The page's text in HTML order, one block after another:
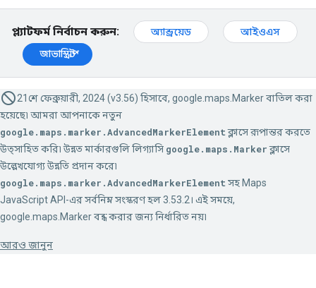
প্ল্যাটফর্ম নির্বাচন করুন: অ্যান্ড্রয়েড
আইওএস
জাভাস্ক্রিপ্ট
21শে ফেব্রুয়ারী, 2024 (v3.56) হিসাবে, google.maps.Marker বাতিল করা
হয়েছে৷ আমরা আপনাকে নতুন
google.maps.marker.AdvancedMarkerElementক্লাসে রূপান্তর করতে
উত্সাহিত করি৷ উন্নত মার্কারগুলি লিগ্যাসি google.maps.Markerক্লাসে
উল্লেখযোগ্য উন্নতি প্রদান করে৷
google.maps.marker.AdvancedMarkerElementসহ Maps
JavaScript API-এর সর্বনিম্ন সংস্করণ হল 3.53.2। এই সময়ে,
google.maps.Marker বন্ধ করার জন্য নির্ধারিত নয়৷
আরও জানুন